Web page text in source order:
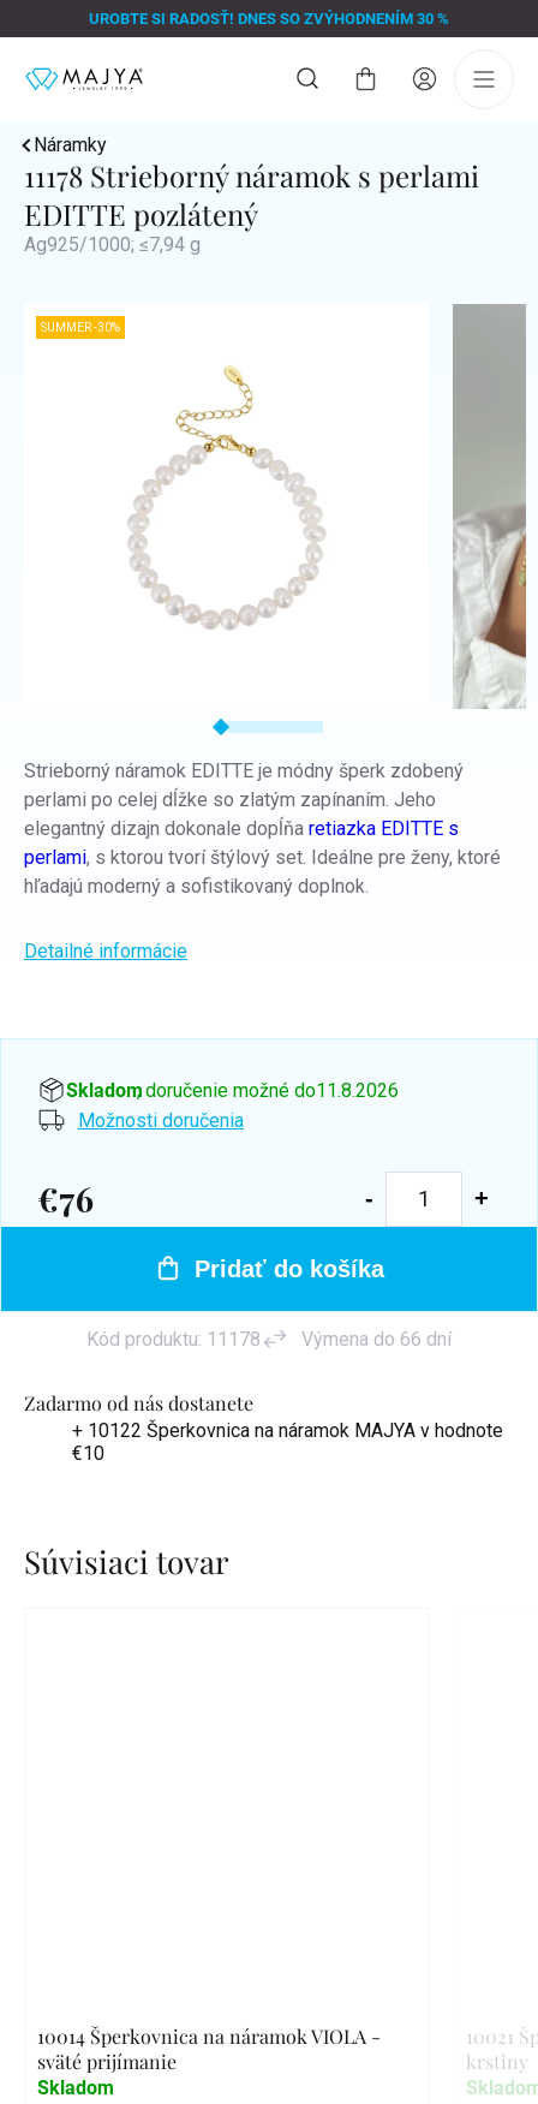
na
UROBTE SI RADOSŤ! DNES SO ZVÝHODNENÍM 30 %
Nákupný
Náramky
11178 Strieborný náramok s perlami
EDITTE pozlátený
Ag925/1000; ≤7,94 g
SUMMER -30%
Zadarmo od nás dostanete
+ 10122 Šperkovnica na náramok MAJYA v hodnote
€10
Strieborný náramok EDITTE je módny šperk zdobený
perlami po celej dĺžke so zlatým zapínaním. Jeho
elegantný dizajn dokonale dopĺňa retiazka EDITTE s
perlami, s ktorou tvorí štýlový set. Ideálne pre ženy, ktoré
hľadajú moderný a sofistikovaný doplnok.
Detailné informácie
Skladom, doručenie možné do11.8.2026
Možnosti doručenia
€76
Jednotková
Pridať do košíka
Kód produktu: 11178 Výmena do 66 dní
Súvisiaci tovar
10014 Šperkovnica na náramok VIOLA -
sväté prijímanie
Skladom
10021
krstiny